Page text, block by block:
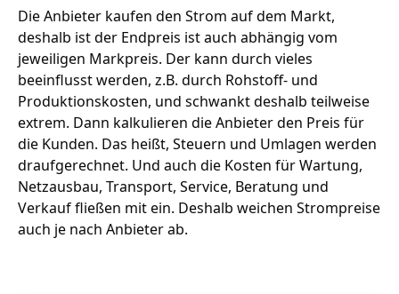
Die Anbieter kaufen den Strom auf dem Markt,
deshalb ist der Endpreis ist auch abhängig vom
jeweiligen Markpreis. Der kann durch vieles
beeinflusst werden, z.B. durch Rohstoff- und
Produktionskosten, und schwankt deshalb teilweise
extrem. Dann kalkulieren die Anbieter den Preis für
die Kunden. Das heißt, Steuern und Umlagen werden
draufgerechnet. Und auch die Kosten für Wartung,
Netzausbau, Transport, Service, Beratung und
Verkauf fließen mit ein. Deshalb weichen Strompreise
auch je nach Anbieter ab.